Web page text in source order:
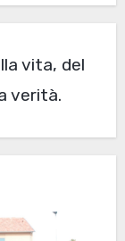
vita, del
verità.